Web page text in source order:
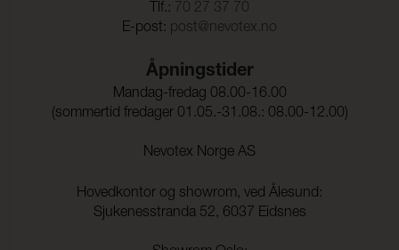
Tlf.: 70 27 37 70
E-post: post@nevotex.no
Åpningstider
Mandag-fredag 08.00-16.00
(sommertid fredager 01.05.-31.08.: 08.00-12.00)
Nevotex Norge AS
Hovedkontor og showrom, ved Ålesund:
Sjukenesstranda 52, 6037 Eidsnes